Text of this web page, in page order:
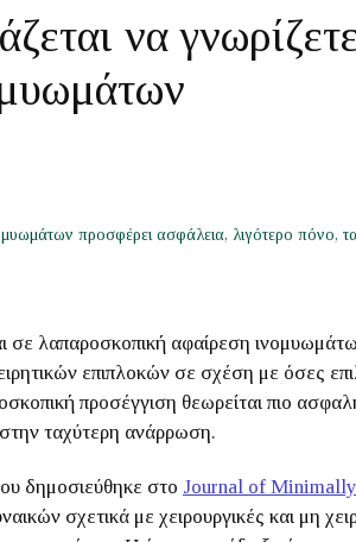
να
σε λαπαροσκοπική αφαίρεση
επιπλοκών σε σχέση με όσες
προσέγγιση θεωρείται πιο
ταχύτερη ανάρρωση.
δημοσιεύθηκε στο Journal of
σχετικά με χειρουργικές και μη